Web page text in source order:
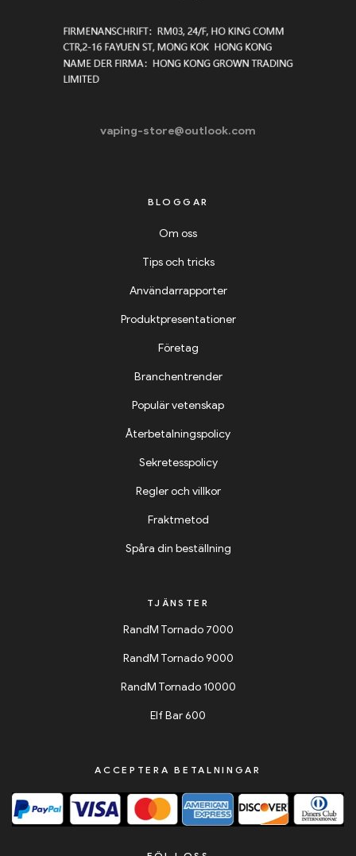
vaping-store@outlook.com
BLOGGAR
Om oss
Tips och tricks
Användarrapporter
Produktpresentationer
Företag
Branchentrender
Populär vetenskap
Återbetalningspolicy
Sekretesspolicy
Regler och villkor
Fraktmetod
Spåra din beställning
TJÄNSTER
RandM Tornado 7000
RandM Tornado 9000
RandM Tornado 10000
Elf Bar 600
ACCEPTERA BETALNINGAR